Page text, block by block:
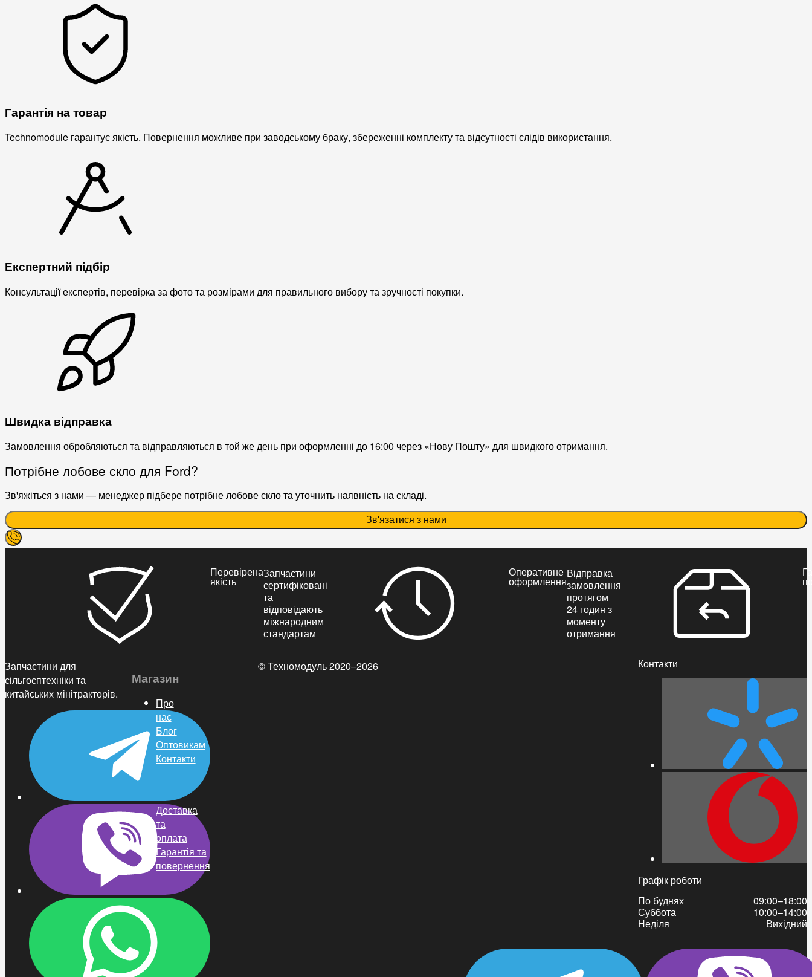
Гарантія на товар
Technomodule гарантує якість. Повернення можливе при заводському браку, збереженні комплекту та відсутності слідів використання.
Експертний підбір
Консультації експертів, перевірка за фото та розмірами для правильного вибору та зручності покупки.
Швидка відправка
Замовлення обробляються та відправляються в той же день при оформленні до 16:00 через «Нову Пошту» для швидкого отримання.
Потрібне лобове скло для Ford?
Зв'яжіться з нами — менеджер підбере потрібне лобове скло та уточнить наявність на складі.
Зв'язатися з нами
Перевірена
якість
Запчастини
сертифіковані
та
відповідають
міжнародним
стандартам
Оперативне
оформлення
Відправка
замовлення
протягом
24 годин з
моменту
отримання
Запчастини для
сільгосптехніки та
китайських мінітракторів.
Магазин
Про
нас
Блог
Оптовикам
Контакти
Покупцям
Доставка
та
оплата
Гарантія та
повернення
© Техномодуль 2020–2026 Контакти
Графік роботи
По буднях
09:00–18:00
Суббота
10:00–14:00
Неділя
Вихідний